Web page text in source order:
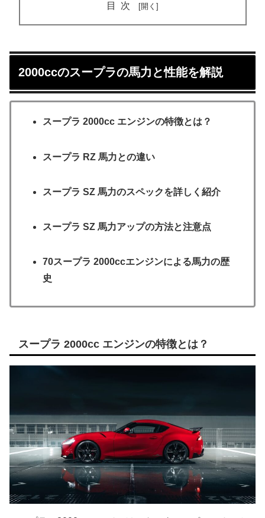
目次
2000ccのスープラの馬力と性能を解説
スープラ 2000cc エンジンの特徴とは？
スープラ RZ 馬力との違い
スープラ SZ 馬力のスペックを詳しく紹介
スープラ SZ 馬力アップの方法と注意点
70スープラ 2000ccエンジンによる馬力の歴
史
スープラ 2000cc エンジンの特徴とは？